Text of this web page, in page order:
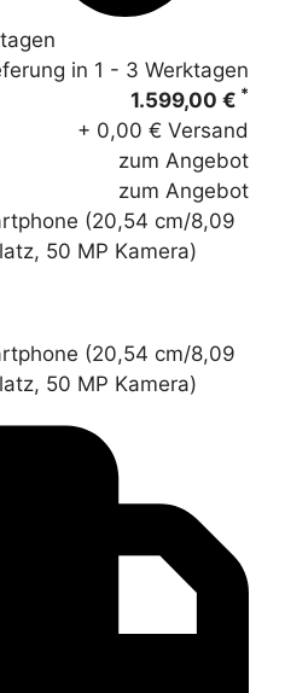
in 1 - 3 Werktagen
1.599,00 € *
+ 0,00 € Versand
zum Angebot
zum Angebot
(20,54 cm/8,09
50 MP Kamera)
(20,54 cm/8,09
50 MP Kamera)